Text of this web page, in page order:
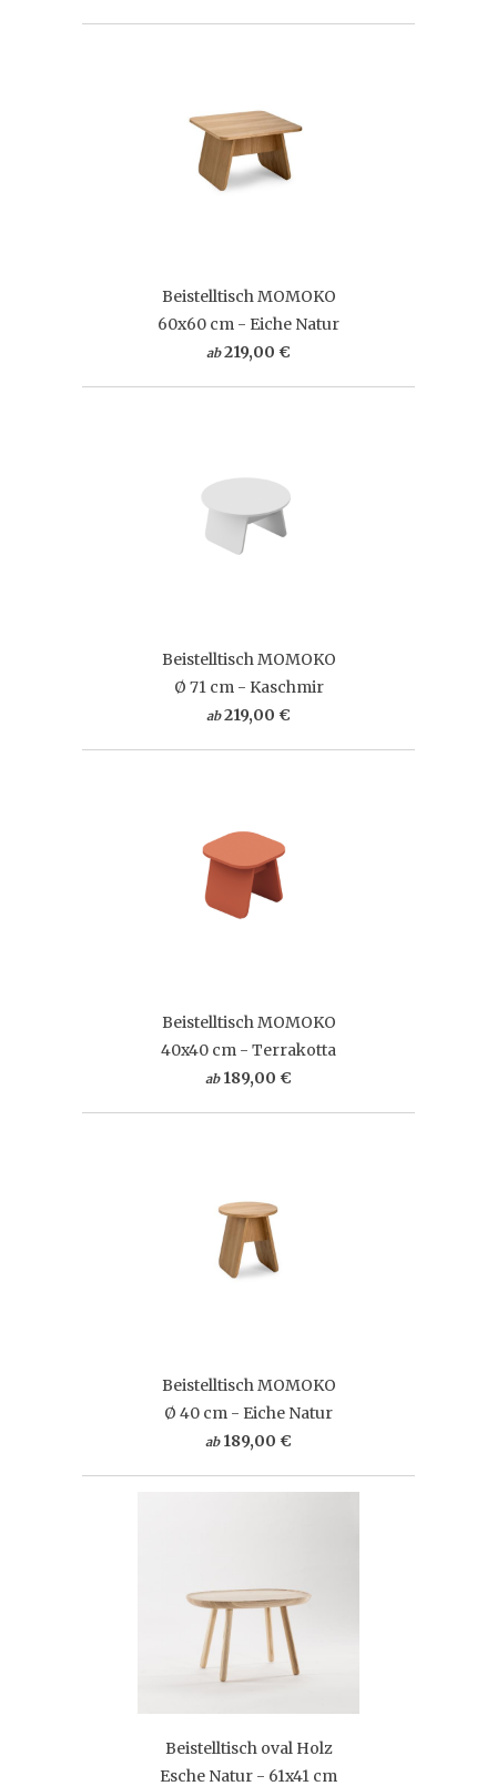
Beistelltisch MOMOKO
60x60 cm - Eiche Natur
ab 219,00 €
Beistelltisch MOMOKO
Ø 71 cm - Kaschmir
ab 219,00 €
Beistelltisch MOMOKO
40x40 cm - Terrakotta
ab 189,00 €
Beistelltisch MOMOKO
Ø 40 cm - Eiche Natur
ab 189,00 €
Beistelltisch oval Holz
Esche Natur - 61x41 cm